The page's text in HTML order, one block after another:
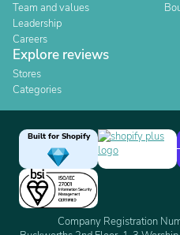
Team and values
Leadership
Careers
Explore reviews
Stores
Categories
Built for Shopify
Company Registration